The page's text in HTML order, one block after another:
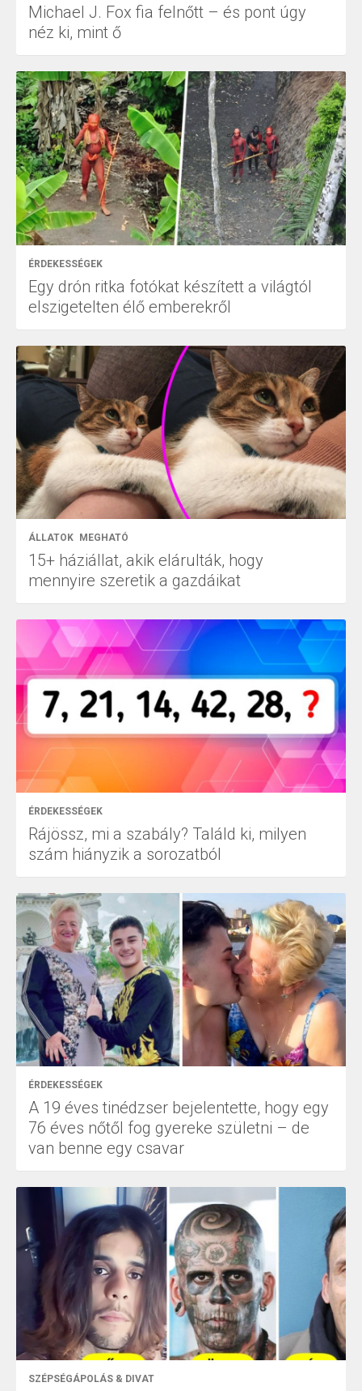
Michael J. Fox fia felnőtt – és pont úgy
néz ki, mint ő
ÉRDEKESSÉGEK
Egy drón ritka fotókat készített a világtól
elszigetelten élő emberekről
ÁLLATOK MEGHATÓ
15+ háziállat, akik elárulták, hogy
mennyire szeretik a gazdáikat
ÉRDEKESSÉGEK
Rájössz, mi a szabály? Találd ki, milyen
szám hiányzik a sorozatból
ÉRDEKESSÉGEK
A 19 éves tinédzser bejelentette, hogy egy
76 éves nőtől fog gyereke születni – de
van benne egy csavar
SZÉPSÉGÁPOLÁS & DIVAT